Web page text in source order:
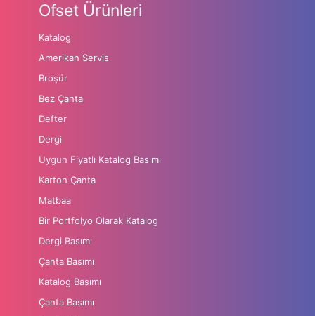
Ofset Ürünleri
Katalog
Amerikan Servis
Broşür
Bez Çanta
Defter
Dergi
Uygun Fiyatlı Katalog Basımı
Karton Çanta
Matbaa
Bir Portfolyo Olarak Katalog
Dergi Basımı
Çanta Basımı
Katalog Basımı
Çanta Basımı